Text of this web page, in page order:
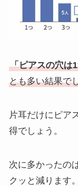
「ピアスの穴は
とも多い結果で
片耳だけにピア
得でしょう。
次に多かったの
クッと減ります。